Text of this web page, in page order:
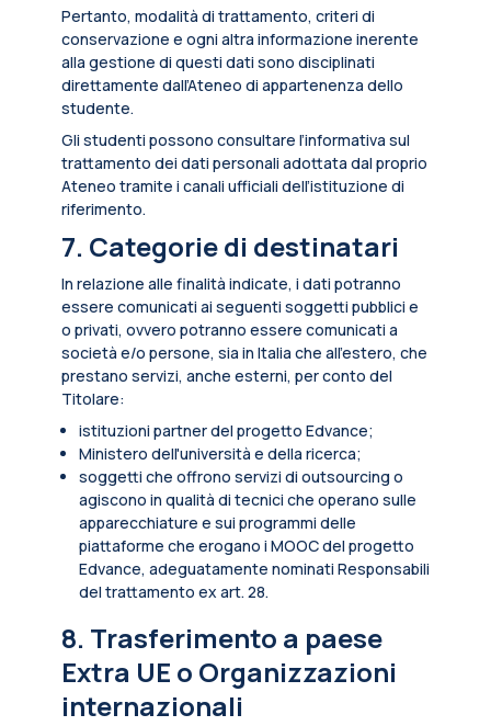
Pertanto, modalità di trattamento, criteri di
conservazione e ogni altra informazione inerente
alla gestione di questi dati sono disciplinati
direttamente dall’Ateneo di appartenenza dello
studente.
Gli studenti possono consultare l’informativa sul
trattamento dei dati personali adottata dal proprio
Ateneo tramite i canali ufficiali dell’istituzione di
riferimento.
7. Categorie di destinatari
In relazione alle finalità indicate, i dati potranno
essere comunicati ai seguenti soggetti pubblici e
o privati, ovvero potranno essere comunicati a
società e/o persone, sia in Italia che all’estero, che
prestano servizi, anche esterni, per conto del
Titolare:
istituzioni partner del progetto Edvance;
Ministero dell'università e della ricerca;
soggetti che offrono servizi di outsourcing o
agiscono in qualità di tecnici che operano sulle
apparecchiature e sui programmi delle
piattaforme che erogano i MOOC del progetto
Edvance, adeguatamente nominati Responsabili
del trattamento ex art. 28.
8. Trasferimento a paese
Extra UE o Organizzazioni
internazionali